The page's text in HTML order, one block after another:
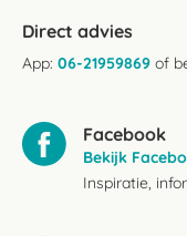
Direct advies
App: 06-21959869 of
Facebook
Bekijk
Inspiratie,